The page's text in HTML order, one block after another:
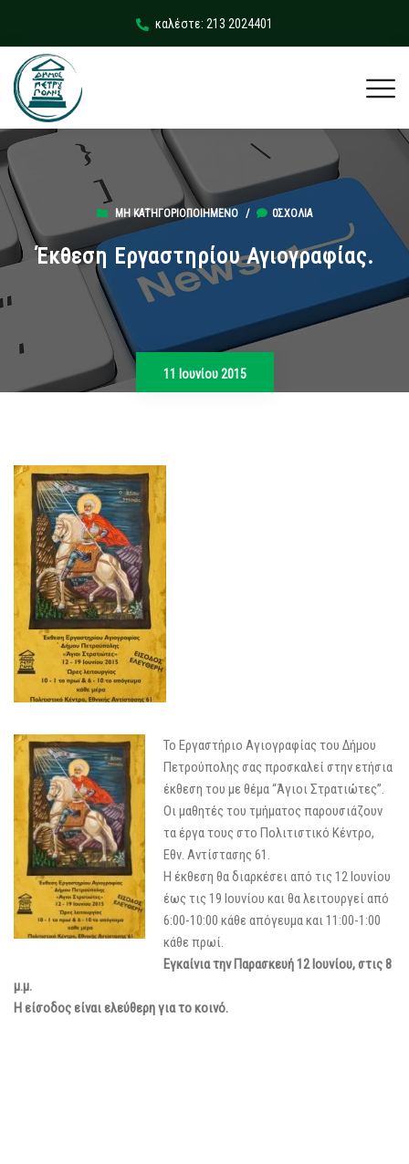
καλέστε: 213 2024401
ΜΗ ΚΑΤΗΓΟΡΙΟΠΟΙΗΜΈΝΟ / 0ΣΧΌΛΙΑ
Έκθεση Εργαστηρίου Αγιογραφίας.
11 Ιουνίου 2015
Το Εργαστήριο Αγιογραφίας του Δήμου
Πετρούπολης σας προσκαλεί στην ετήσια
έκθεση του με θέμα “Άγιοι Στρατιώτες”.
Οι μαθητές του τμήματος παρουσιάζουν
τα έργα τους στο Πολιτιστικό Κέντρο,
Εθν. Αντίστασης 61.
Η έκθεση θα διαρκέσει από τις 12 Ιουνίου
έως τις 19 Ιουνίου και θα λειτουργεί από
6:00-10:00 κάθε απόγευμα και 11:00-1:00
κάθε πρωί.
Εγκαίνια την Παρασκευή 12 Ιουνίου, στις 8
μ.μ.
Η είσοδος είναι ελεύθερη για το κοινό.